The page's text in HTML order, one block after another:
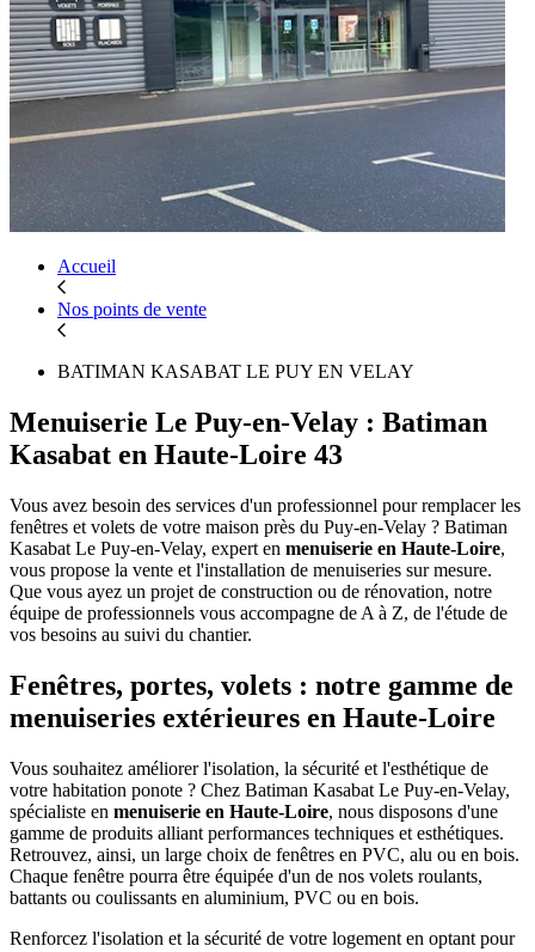
Accueil
Nos points de vente
BATIMAN KASABAT LE PUY EN VELAY
Menuiserie Le Puy-en-Velay : Batiman
Kasabat en Haute-Loire 43
Vous avez besoin des services d'un professionnel pour remplacer les
fenêtres et volets de votre maison près du Puy-en-Velay ? Batiman
Kasabat Le Puy-en-Velay, expert en menuiserie en Haute-Loire,
vous propose la vente et l'installation de menuiseries sur mesure.
Que vous ayez un projet de construction ou de rénovation, notre
équipe de professionnels vous accompagne de A à Z, de l'étude de
vos besoins au suivi du chantier.
Fenêtres, portes, volets : notre gamme de
menuiseries extérieures en Haute-Loire
Vous souhaitez améliorer l'isolation, la sécurité et l'esthétique de
votre habitation ponote ? Chez Batiman Kasabat Le Puy-en-Velay,
spécialiste en menuiserie en Haute-Loire, nous disposons d'une
gamme de produits alliant performances techniques et esthétiques.
Retrouvez, ainsi, un large choix de fenêtres en PVC, alu ou en bois.
Chaque fenêtre pourra être équipée d'un de nos volets roulants,
battants ou coulissants en aluminium, PVC ou en bois.
Renforcez l'isolation et la sécurité de votre logement en optant pour